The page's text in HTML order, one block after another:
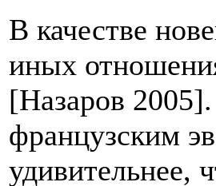
В качестве
иных
[Назаров
французским
удивительнее,